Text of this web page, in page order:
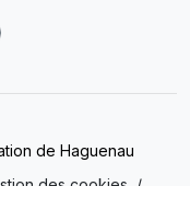
de Haguenau
des cookies
/